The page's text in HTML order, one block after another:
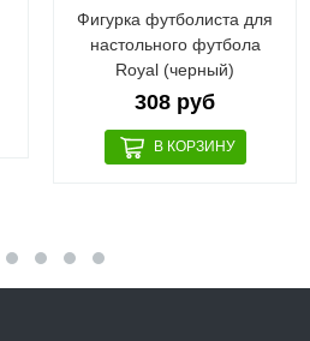
Фигурка футболиста для
настольного футбола
Royal (черный)
308 руб